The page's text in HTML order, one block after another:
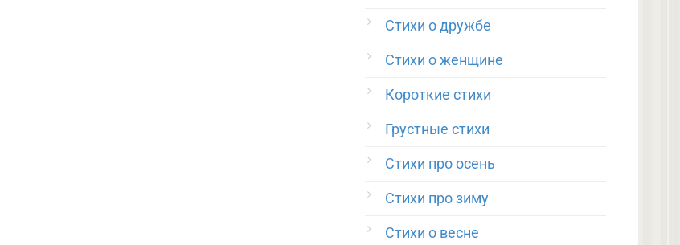
Стихи о дружбе
Стихи о женщине
Короткие стихи
Грустные стихи
Стихи про осень
Стихи про зиму
Стихи о весне